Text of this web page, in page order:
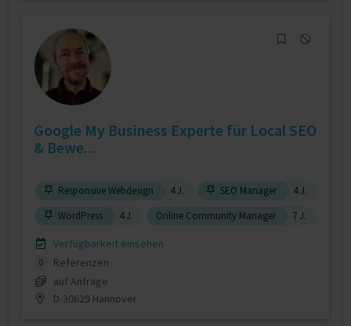
Google My Business Experte für Local SEO
& Bewe...
Responsive Webdesign 4 J. SEO Manager
4 J.
WordPress
4 J. Online Community Manager 7 J.
Verfügbarkeit einsehen
0
Referenzen
auf Anfrage
D-30629 Hannover